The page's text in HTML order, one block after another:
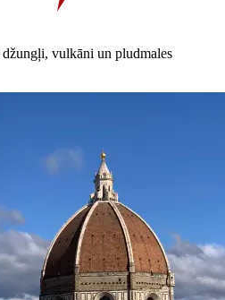
vulkāni un pludmales